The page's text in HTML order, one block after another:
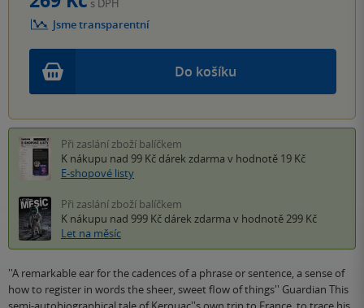
Do košíku
Jsme transparentní
Při zaslání zboží balíčkem
K nákupu nad 99 Kč dárek zdarma v hodnotě 19 Kč
E-shopové listy
Při zaslání zboží balíčkem
K nákupu nad 999 Kč dárek zdarma v hodnotě 299 Kč
Let na měsíc
''A remarkable ear for the cadences of a phrase or sentence, a sense of
how to register in words the sheer, sweet flow of things'' Guardian This